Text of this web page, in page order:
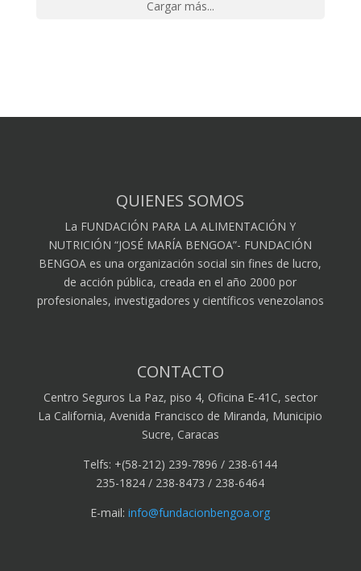
Cargar más...
QUIENES SOMOS
La FUNDACIÓN PARA LA ALIMENTACIÓN Y
NUTRICIÓN “JOSÉ MARÍA BENGOA”- FUNDACIÓN
BENGOA es una organización social sin fines de lucro,
de acción pública, creada en el año 2000 por
profesionales, investigadores y científicos venezolanos
CONTACTO
Centro Seguros La Paz, piso 4, Oficina E-41C, sector
La California, Avenida Francisco de Miranda, Municipio
Sucre, Caracas
Telfs: +(58-212) 239-7896 / 238-6144
235-1824 / 238-8473 / 238-6464
E-mail:info@fundacionbengoa.org